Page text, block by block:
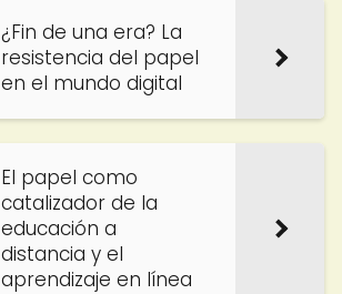
¿Fin de una era? La
resistencia del papel
en el mundo digital
El papel como
catalizador de la
educación a
distancia y el
aprendizaje en línea